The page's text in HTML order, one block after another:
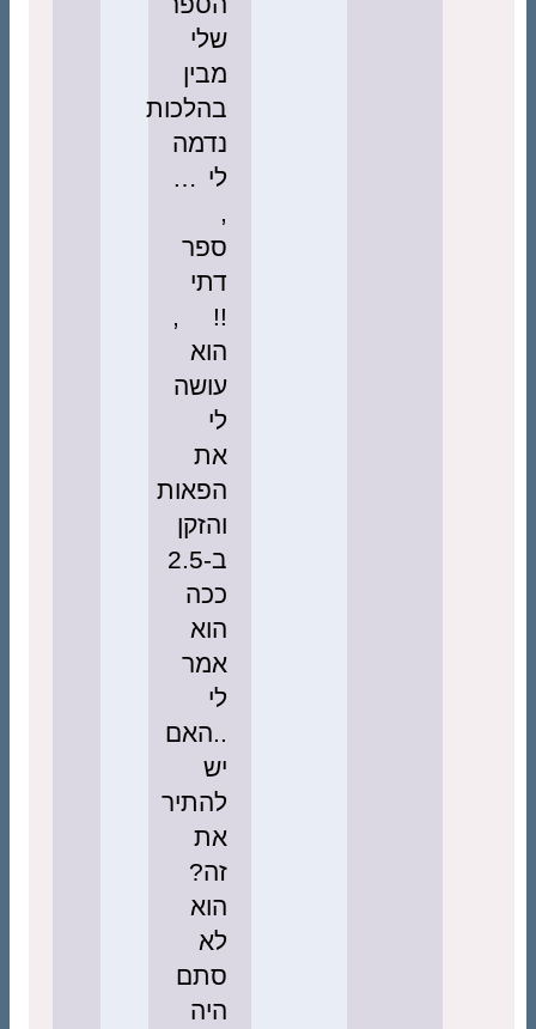
שלי
מבין
בהלכות
נדמה
לי …
,
ספר
דתי
!! ,
הוא
עושה
לי
את
הפאות
והזקן
ב-2.5
ככה
הוא
אמר
לי
..האם
יש
להתיר
את
זה?
הוא
לא
סתם
היה